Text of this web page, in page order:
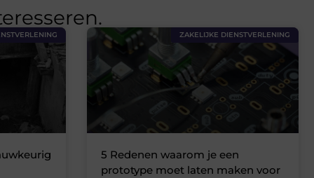
ZAKELIJKE DIENSTVERLENING
5 Redenen waarom je een
prototype moet laten maken voor